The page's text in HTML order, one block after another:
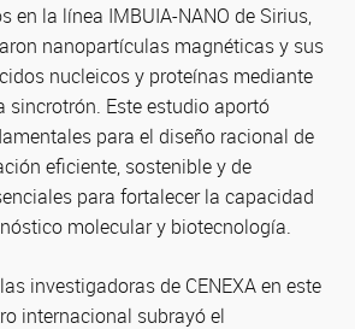
en la línea IMBUIA-NANO de Sirius,
nanopartículas magnéticas y sus
nucleicos y proteínas mediante
sincrotrón. Este estudio aportó
para el diseño racional de
eficiente, sostenible y de
para fortalecer la capacidad
molecular y biotecnología.
investigadoras de CENEXA en este
internacional subrayó el